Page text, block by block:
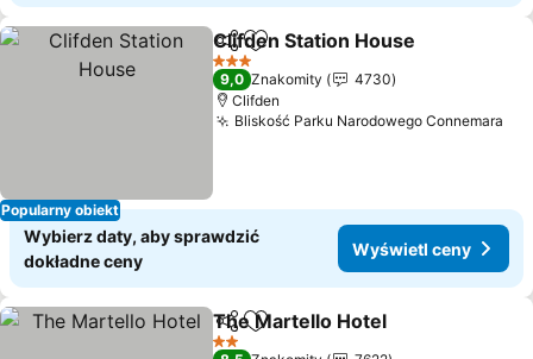
Popularny obiekt
Udostępnij
Dodaj do ulubionych
Clifden Station House
3 Kategoria
9,0 Znakomity
4730
Clifden
Bliskość Parku Narodowego Connemara
Wybierz daty, aby sprawdzić
dokładne ceny
Wyświetl ceny
Udostępnij
Dodaj do ulubionych
The Martello Hotel
2 Kategoria